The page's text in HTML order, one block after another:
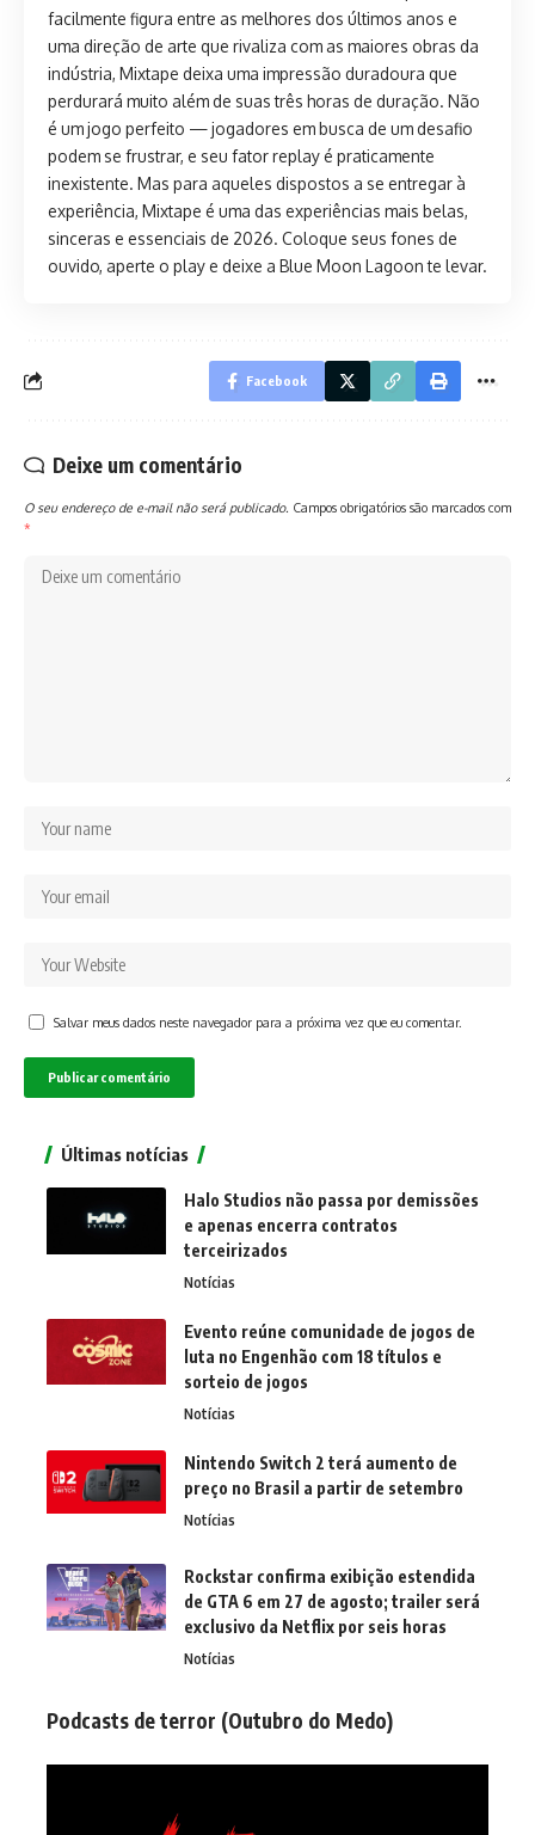
facilmente figura entre as melhores dos últimos anos e
uma direção de arte que rivaliza com as maiores obras da
indústria, Mixtape deixa uma impressão duradoura que
perdurará muito além de suas três horas de duração. Não
é um jogo perfeito — jogadores em busca de um desafio
podem se frustrar, e seu fator replay é praticamente
inexistente. Mas para aqueles dispostos a se entregar à
experiência, Mixtape é uma das experiências mais belas,
sinceras e essenciais de 2026. Coloque seus fones de
ouvido, aperte o play e deixe a Blue Moon Lagoon te levar.
Facebook
Deixe um comentário
O seu endereço de e-mail não será publicado. Campos obrigatórios são marcados com
*
Salvar meus dados neste navegador para a próxima vez que eu comentar.
Últimas notícias
Halo Studios não passa por demissões
e apenas encerra contratos
terceirizados
Notícias
Evento reúne comunidade de jogos de
luta no Engenhão com 18 títulos e
sorteio de jogos
Notícias
Nintendo Switch 2 terá aumento de
preço no Brasil a partir de setembro
Notícias
Rockstar confirma exibição estendida
de GTA 6 em 27 de agosto; trailer será
exclusivo da Netflix por seis horas
Notícias
Podcasts de terror (Outubro do Medo)